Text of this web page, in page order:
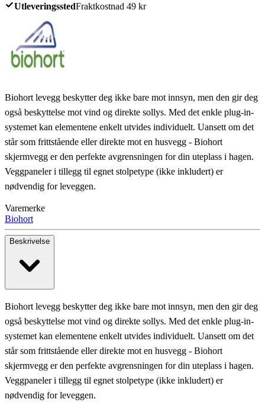
UtleveringsstedFraktkostnad 49 kr
Biohort levegg beskytter deg ikke bare mot innsyn, men den gir deg
også beskyttelse mot vind og direkte sollys. Med det enkle plug-in-
systemet kan elementene enkelt utvides individuelt. Uansett om det
står som frittstående eller direkte mot en husvegg - Biohort
skjermvegg er den perfekte avgrensningen for din uteplass i hagen.
Veggpaneler i tillegg til egnet stolpetype (ikke inkludert) er
nødvendig for leveggen.
Varemerke
Biohort
Beskrivelse
Biohort levegg beskytter deg ikke bare mot innsyn, men den gir deg
også beskyttelse mot vind og direkte sollys. Med det enkle plug-in-
systemet kan elementene enkelt utvides individuelt. Uansett om det
står som frittstående eller direkte mot en husvegg - Biohort
skjermvegg er den perfekte avgrensningen for din uteplass i hagen.
Veggpaneler i tillegg til egnet stolpetype (ikke inkludert) er
nødvendig for leveggen.